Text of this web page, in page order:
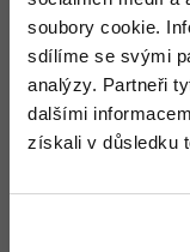
soubory cookie.
sdílíme se svými
analýzy. Partneři
dalšími
získali v důsledku
Znalosti v